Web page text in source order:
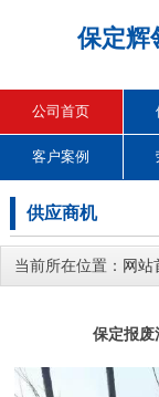
保定辉
公司首页
客户案例
供应商机
当前所在位置： 网站
保定报废